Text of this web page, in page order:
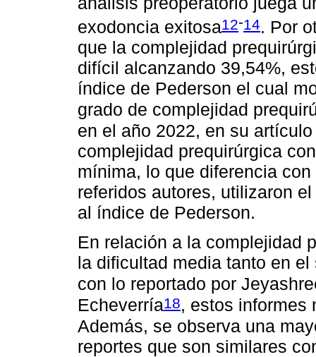
exodoncia exitosa12-14. Por
que la complejidad
difícil alcanzando 39,54%,
índice de Pederson el cual
grado de complejidad
en el año 2022, en su
complejidad prequirúrgica
mínima, lo que diferencia
referidos autores, utilizaron
al índice de Pederson.
En relación a la complejidad
la dificultad media tanto en
con lo reportado por
Echeverría18, estos informes
Además, se observa una
reportes que son similares